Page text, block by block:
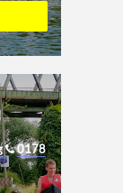
0178